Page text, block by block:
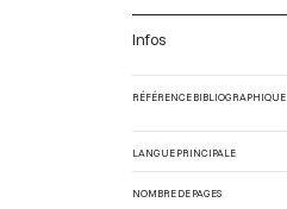
Infos
RÉFÉRENCE BIBLIOGRAPHIQUE
LANGUE PRINCIPALE
NOMBRE DE PAGES